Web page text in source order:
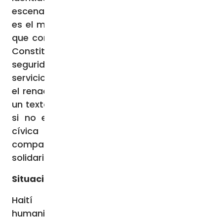
escenario, los obispos insistieron en que “no
es el momento adecuado para un proceso
que conduzca a la adopción de una nueva
Constitución. La prioridad actual es la
seguridad, la paz y una gobernanza al
servicio del bien del pueblo”. Afirmaron que
el renacimiento de la nación “no vendrá de
un texto, por muy bien redactado que esté,
si no está sostenido por una conciencia
cívica renovada, una exigencia moral
compartida y una cultura del diálogo y la
solidaridad”.
Situación en Haití
Haití atraviesa una profunda crisis
humanitaria caracterizada por altos niveles